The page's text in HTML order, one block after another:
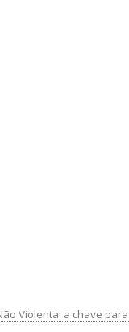
Violenta: a chave